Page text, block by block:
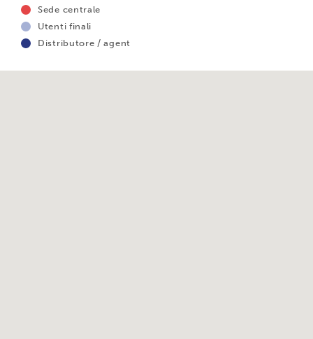
Sede centrale
Utenti finali
Distributore / agent